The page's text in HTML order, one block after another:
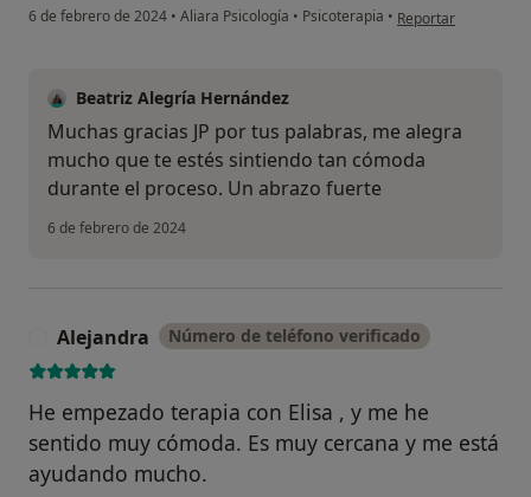
6 de febrero de 2024 • Aliara Psicología • Psicoterapia • en opinión del
Reportar
Beatriz Alegría Hernández
Muchas gracias JP por tus palabras, me alegra
mucho que te estés sintiendo tan cómoda
durante el proceso. Un abrazo fuerte
6 de febrero de 2024
Alejandra Número de teléfono verificado
He empezado terapia con Elisa , y me he
sentido muy cómoda. Es muy cercana y me está
ayudando mucho.